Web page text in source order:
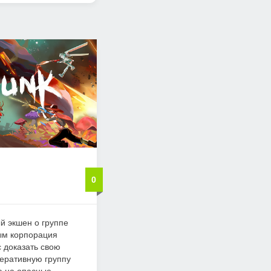
0
экшен о группе
корпорация
свою
группу